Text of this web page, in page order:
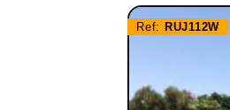
Ref: RUJ112W